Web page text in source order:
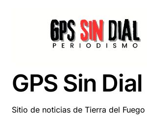
GPS Sin Dial
Sitio de noticias de Tierra del Fuego